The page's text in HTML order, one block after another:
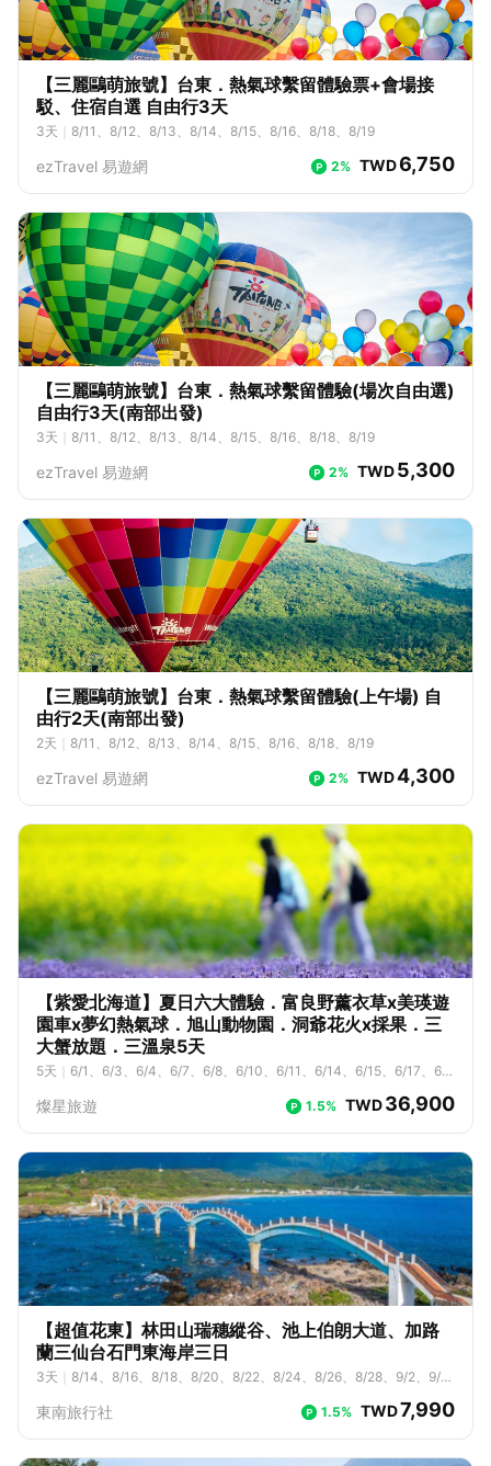
0/30、10/31、11/1、11/2、11/3、11/4、11/5、11/6、11/7、11/8、11/
9、11/10、11/11、11/12、11/13、11/14、11/15、11/16、11/17、11/1
8、11/19、11/20、11/21、11/22、11/23、11/24、11/25、11/26、11/2
7、12/8、12/9、12/10、12/11、12/12、12/13、12/14、12/15、12/1
6、12/17、12/18、12/19、12/20、12/21、12/22、12/23、12/24、12/
25、12/26、12/27、12/28、12/29
【三麗鷗萌旅號】台東．熱氣球繫留體驗票+會場接
駁、住宿自選 自由行3天
3天 8/11、8/12、8/13、8/14、8/15、8/16、8/18、8/19
ezTravel 易遊網 2% TWD6,750
【三麗鷗萌旅號】台東．熱氣球繫留體驗(場次自由選)
自由行3天(南部出發)
3天 8/11、8/12、8/13、8/14、8/15、8/16、8/18、8/19
ezTravel 易遊網 2% TWD5,300
【三麗鷗萌旅號】台東．熱氣球繫留體驗(上午場) 自
由行2天(南部出發)
2天 8/11、8/12、8/13、8/14、8/15、8/16、8/18、8/19
ezTravel 易遊網 2% TWD4,300
【紫愛北海道】夏日六大體驗．富良野薰衣草x美瑛遊
園車x夢幻熱氣球．旭山動物園．洞爺花火x採果．三
大蟹放題．三溫泉5天
5天
6/1、6/3、6/4、6/7、6/8、6/10、6/11、6/14、6/15、6/17、6/1
8、7/9、7/12、7/13、7/15、7/16、7/19、7/20、7/22、7/23、7/26、
8/16、8/17、8/19、8/20、8/23、8/24、8/26、8/27、8/30、8/31、
9/2、9/3、9/6、9/7、9/9、9/13、9/14、9/16、9/17、9/20、9/21、9/
23、9/24、9/27、9/28、9/30
燦星旅遊 1.5% TWD36,900
【超值花東】林田山瑞穗縱谷、池上伯朗大道、加路
蘭三仙台石門東海岸三日
3天
8/14、8/16、8/18、8/20、8/22、8/24、8/26、8/28、9/2、9/
9/26、9/28、10/2、10/4、10/6、10/8、10/10、10/12、10/14、10/1
6、11/8、11/10、11/12、11/14、11/16、11/18、11/20、11/22、11/2
東南旅行社 1.5% TWD7,990